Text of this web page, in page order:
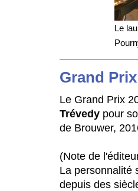
Le
Grand
Le Grand Prix
Trévedy pour
de Brouwer,
(Note de
La personnalité
depuis des